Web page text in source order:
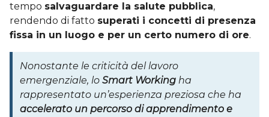
tempo salvaguardare la salute pubblica,
rendendo di fatto superati i concetti di presenza
fissa in un luogo e per un certo numero di ore.
Nonostante le criticità del lavoro
emergenziale, lo Smart Working ha
rappresentato un’esperienza preziosa che ha
accelerato un percorso di apprendimento e